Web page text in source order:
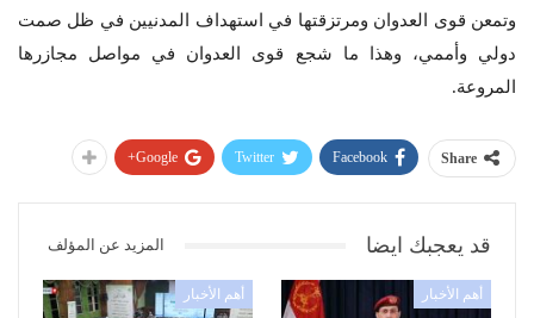
وتمعن قوى العدوان ومرتزقتها في استهداف المدنيين في ظل صمت
دولي وأممي، وهذا ما شجع قوى العدوان في مواصل مجازرها
المروعة.
Share
Facebook
Twitter
Google+
قد يعجبك ايضا المزيد عن المؤلف
أهم الأخبار أهم الأخبار